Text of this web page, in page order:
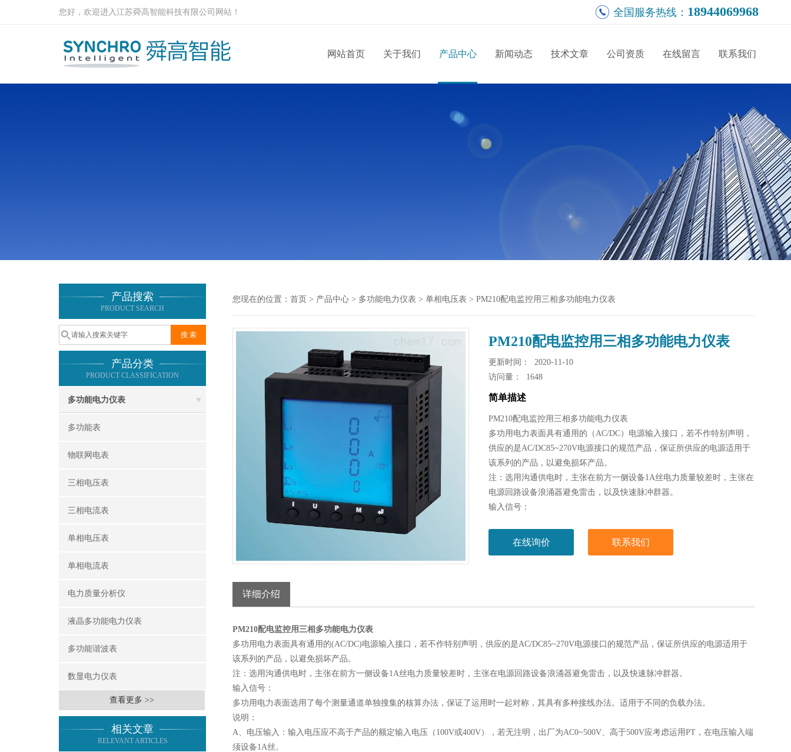
您好，欢迎进入江苏舜高智能科技有限公司网站！ 全国服务热线： 18944069968
网站首页 关于我们 产品中心 新闻动态 技术文章 公司资质 在线留言 联系我们
产品搜索
PRODUCT SEARCH
产品分类
PRODUCT CLASSIFICATION
多功能电力仪表
多功能表
物联网电表
三相电压表
三相电流表
单相电压表
单相电流表
电力质量分析仪
液晶多功能电力仪表
多功能谐波表
数显电力仪表
查看更多 >>
相关文章
RELEVANT ARTICLES
您现在的位置： 首页 > 产品中心 > 多功能电力仪表 > 单相电压表 > PM210配电监控用三相多功能电力仪表
PM210配电监控用三相多功能电力仪表
更新时间： 2020-11-10
访问量： 1648
简单描述
PM210配电监控用三相多功能电力仪表
多功用电力表面具有通用的（AC/DC）电源输入接口，若不作特别声明，
供应的是AC/DC85~270V电源接口的规范产品，保证所供应的电源适用于
该系列的产品，以避免损坏产品。
注：选用沟通供电时，主张在前方一侧设备1A丝电力质量较差时，主张在
电源回路设备浪涌器避免雷击，以及快速脉冲群器。
输入信号：
在线询价 联系我们
详细介绍
PM210配电监控用三相多功能电力仪表
多功用电力表面具有通用的(AC/DC)电源输入接口，若不作特别声明，供应的是AC/DC85~270V电源接口的规范产品，保证所供应的电源适用于
该系列的产品，以避免损坏产品。
注：选用沟通供电时，主张在前方一侧设备1A丝电力质量较差时，主张在电源回路设备浪涌器避免雷击，以及快速脉冲群器。
输入信号：
多功用电力表面选用了每个测量通道单独搜集的核算办法，保证了运用时一起对称，其具有多种接线办法。适用于不同的负载办法。
说明：
A、电压输入：输入电压应不高于产品的额定输入电压（100V或400V），若无注明，出厂为AC0~500V、高于500V应考虑运用PT，在电压输入端
须设备1A丝。